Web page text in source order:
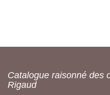
Catalogue raisonné des
Rigaud